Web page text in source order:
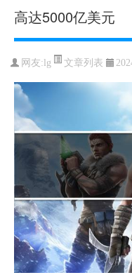
高达5000亿美元
网友: lg 文章列表